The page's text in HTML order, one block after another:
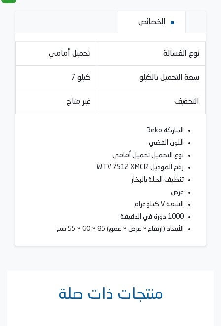
الخصائص
نوع الغسالة تحميل أمامي
سعة التحميل بالكيلو 7 كيلو
التجفيف غير متاح
الماركة Beko
اللون الفضي
نوع التحميل تحميل أمامي
رقم الموديل WTV 7512 XMCI2
تنظيف الحلة بالبخار
عرض
السعة ٧ كيلو غرام
1000 دورة في الدقيقة
الأبعاد (ارتفاع × عرض × عمق) 85 × 60 × 55 سم
منتجات ذات صلة